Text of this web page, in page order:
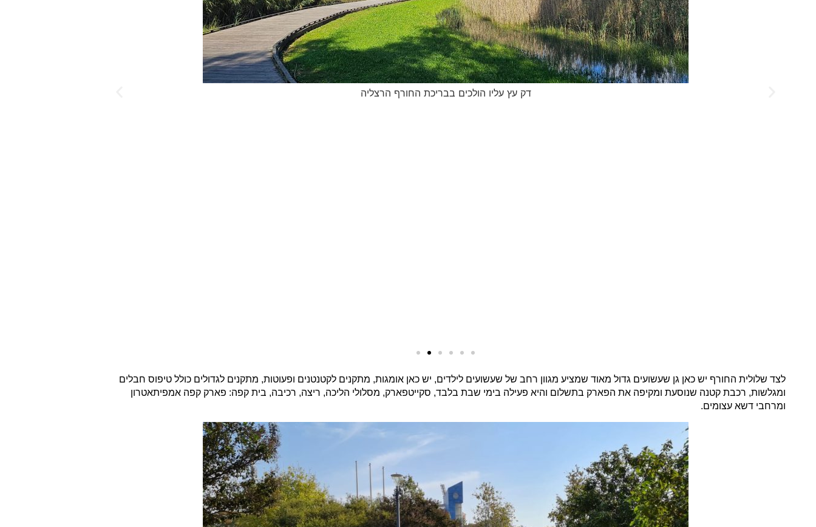
לצד שלולית החורף יש כאן גן שעשועים גדול מאוד שמציע מגוון רחב של שעשועים לילדים, יש כאן אומגות, מתקנים לקטנטנים ופעוטות, מתקנים לגדולים כולל טיפוס חבלים
ומגלשות, רכבת קטנה שנוסעת ומקיפה את הפארק בתשלום והיא פעילה בימי שבת בלבד, סקייטפארק, מסלולי הליכה, ריצה, רכיבה, בית קפה: פארק קפה אמפיתאטרון
ומרחבי דשא עצומים.